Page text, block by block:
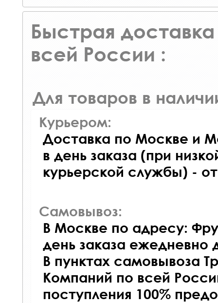
Быстрая доставка
всей России :
Для товаров в
Курьером:
Доставка по Москве и
в день заказа (при
курьерской службы) -
Самовывоз:
В Москве по адресу:
день заказа ежедневно
В пунктах самовывоза
Компаний по всей
поступления 100%